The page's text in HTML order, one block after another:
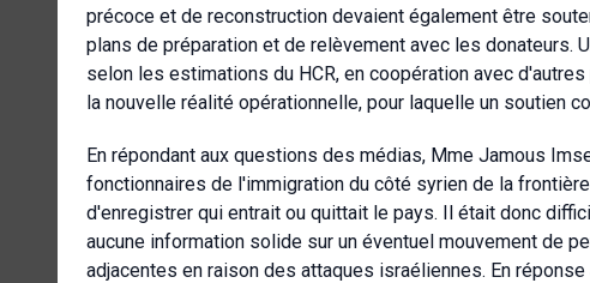
précoce et de reconstruction devaient également être
plans de préparation et de relèvement avec les donateurs.
selon les estimations du HCR, en coopération avec
la nouvelle réalité opérationnelle, pour laquelle un soutien
En répondant aux questions des médias, Mme Jamous
fonctionnaires de l'immigration du côté syrien de la
d'enregistrer qui entrait ou quittait le pays. Il était donc
aucune information solide sur un éventuel mouvement de
adjacentes en raison des attaques israéliennes. En